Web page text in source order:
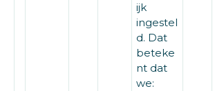
ijk
ingestel
d. Dat
beteke
nt dat
we: